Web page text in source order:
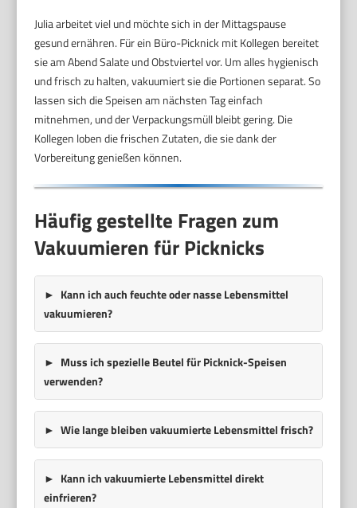
Julia arbeitet viel und möchte sich in der Mittagspause
gesund ernähren. Für ein Büro-Picknick mit Kollegen bereitet
sie am Abend Salate und Obstviertel vor. Um alles hygienisch
und frisch zu halten, vakuumiert sie die Portionen separat. So
lassen sich die Speisen am nächsten Tag einfach
mitnehmen, und der Verpackungsmüll bleibt gering. Die
Kollegen loben die frischen Zutaten, die sie dank der
Vorbereitung genießen können.
Häufig gestellte Fragen zum
Vakuumieren für Picknicks
Kann ich auch feuchte oder nasse Lebensmittel
vakuumieren?
Muss ich spezielle Beutel für Picknick-Speisen
verwenden?
Wie lange bleiben vakuumierte Lebensmittel frisch?
Kann ich vakuumierte Lebensmittel direkt
einfrieren?